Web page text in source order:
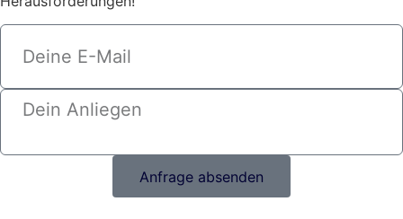
Anfrage absenden